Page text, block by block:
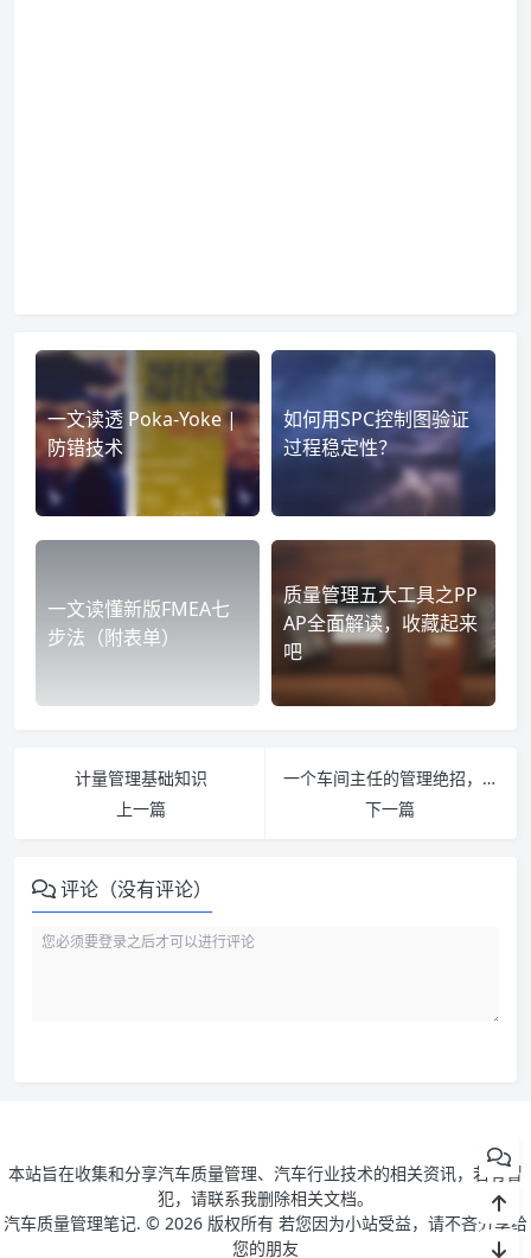
一文读透 Poka-Yoke |
防错技术
如何用SPC控制图验证
过程稳定性？
一文读懂新版FMEA七
步法（附表单）
质量管理五大工具之PP
AP全面解读，收藏起来
吧
计量管理基础知识
上一篇
一个车间主任的管理绝招，不服不行
下一篇
评论（没有评论）
本站旨在收集和分享汽车质量管理、汽车行业技术的相关资讯，若有冒
犯，请联系我删除相关文档。
汽车质量管理笔记. © 2026 版权所有 若您因为小站受益，请不吝分享给
您的朋友